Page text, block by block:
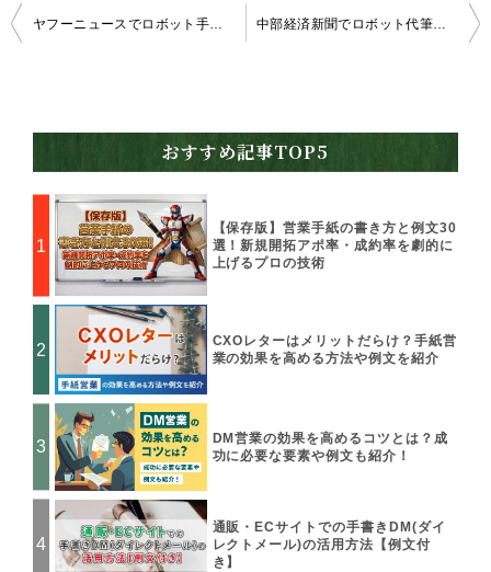
投
ヤフーニュースでロボット手紙代筆事業が紹介されました 中部経済新聞でロボット代筆事業が紹介されました
おすすめ記事TOP5
【保存版】営業手紙の書き方と例文30
選！新規開拓アポ率・成約率を劇的に
上げるプロの技術
CXOレターはメリットだらけ？手紙営
業の効果を高める方法や例文を紹介
DM営業の効果を高めるコツとは？成
功に必要な要素や例文も紹介！
通販・ECサイトでの手書きDM(ダイ
レクトメール)の活用方法【例文付
き】